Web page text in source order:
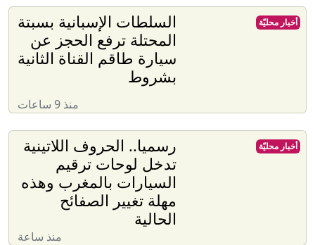
السلطات الإسبانية بسبتة
المحتلة ترفع الحجز عن
سيارة طاقم القناة الثانية
بشروط
منذ 9 ساعات
أخبار محليّة
رسميا.. الحروف اللاتينية
تدخل لوحات ترقيم
السيارات بالمغرب وهذه
مهلة تغيير الصفائح
الحالية
منذ ساعة
أخبار محليّة